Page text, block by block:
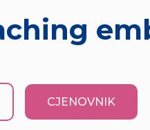
CJENOVNIK